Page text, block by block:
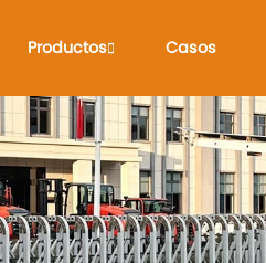
Productos Casos